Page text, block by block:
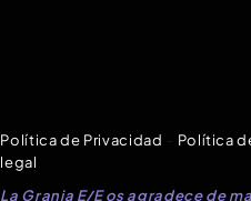
Política de Privacidad Política
legal
La Granja E/E os agradece de